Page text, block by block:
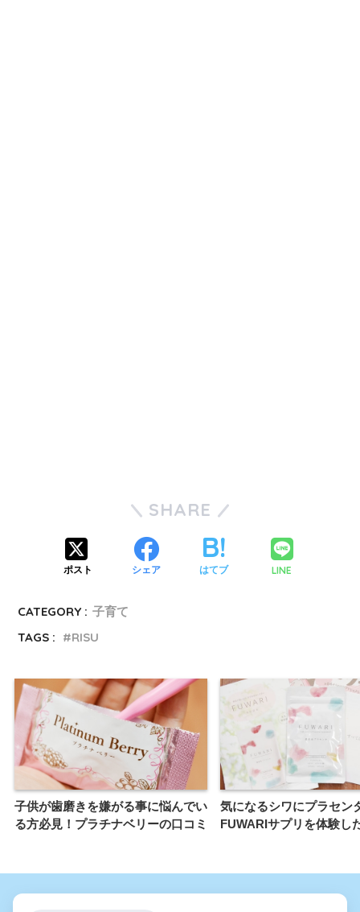
SHARE
ポスト シェア はてブ LINE
CATEGORY : 子育て
TAGS :
RISU
子供が歯磨きを嫌がる事に悩んでい
る方必見！プラチナベリーの口コミ
気になるシワにプラセン
FUWARIサプリを体験し